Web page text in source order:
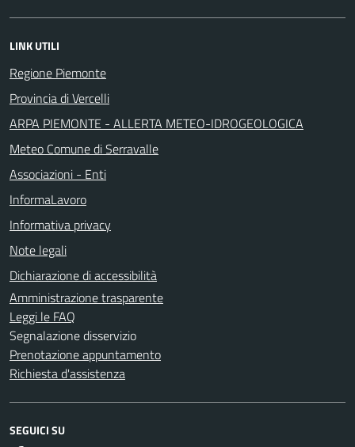
LINK UTILI
Regione Piemonte
Provincia di Vercelli
ARPA PIEMONTE - ALLERTA METEO-IDROGEOLOGICA
Meteo Comune di Serravalle
Associazioni - Enti
InformaLavoro
Informativa privacy
Note legali
Dichiarazione di accessibilità
Amministrazione trasparente
Leggi le FAQ
Segnalazione disservizio
Prenotazione appuntamento
Richiesta d'assistenza
SEGUICI SU